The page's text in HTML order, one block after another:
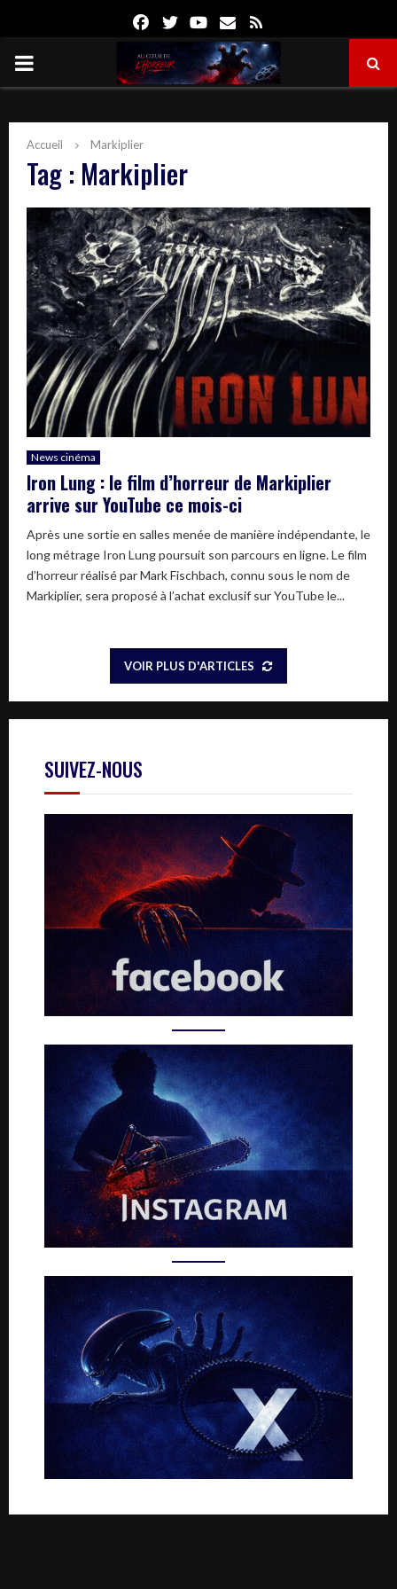
FacebookTwitterYoutube
Email
PRIMARY
Accueil Markiplier
Tag : Markiplier
News cinéma
Iron Lung : le film d’horreur de Markiplier
arrive sur YouTube ce mois-ci
Après une sortie en salles menée de manière indépendante, le
long métrage Iron Lung poursuit son parcours en ligne. Le film
d’horreur réalisé par Mark Fischbach, connu sous le nom de
Markiplier, sera proposé à l’achat exclusif sur YouTube le...
VOIR PLUS D'ARTICLES
SUIVEZ-NOUS